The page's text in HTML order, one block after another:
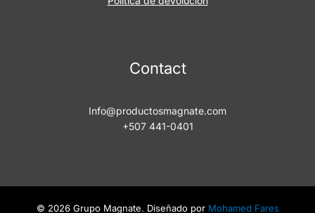
Contact
Info@productosmagnate.com
+507 441-0401
© 2026 Grupo Magnate. Diseñado por Mohamed Fares